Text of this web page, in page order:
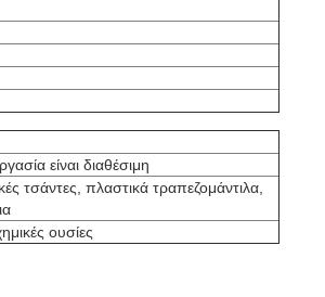
είναι διαθέσιμη
τσάντες, πλαστικά τραπεζομάντιλα,
ουσίες